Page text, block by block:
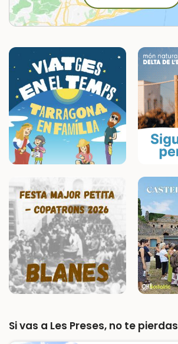
Si vas a Les Preses, no te pierdas